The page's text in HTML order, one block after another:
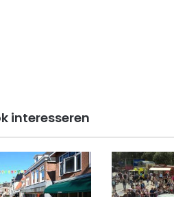
interesseren